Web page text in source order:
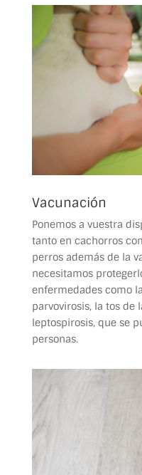
Vacunación
Ponemos a vuestra
tanto en cachorros
perros además de la
necesitamos
enfermedades como
parvovirosis, la tos de
leptospirosis, que se
personas.